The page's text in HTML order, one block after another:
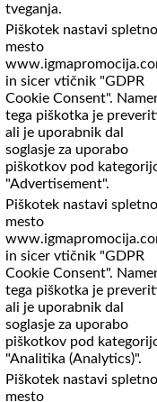
tveganja.
Piškotek nastavi spletno
mesto
in sicer vtičnik "GDPR
Cookie Consent".
tega piškotka je
ali je uporabnik dal
soglasje za uporabo
piškotkov pod
"Advertisement".
Piškotek nastavi spletno
mesto
in sicer vtičnik "GDPR
Cookie Consent".
tega piškotka je
ali je uporabnik dal
soglasje za uporabo
piškotkov pod
"Analitika (Analytics)".
Piškotek nastavi spletno
mesto